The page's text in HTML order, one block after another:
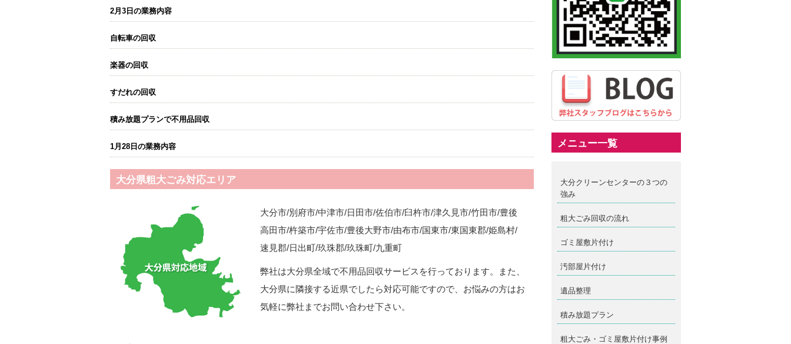
2月3日の業務内容
自転車の回収
楽器の回収
すだれの回収
積み放題プランで不用品回収
1月28日の業務内容
大分県粗大ごみ対応エリア
大分市/別府市/中津市/日田市/佐伯市/臼杵市/津久見市/竹田市/豊後
高田市/杵築市/宇佐市/豊後大野市/由布市/国東市/東国東郡/姫島村/
速見郡/日出町/玖珠郡/玖珠町/九重町
弊社は大分県全域で不用品回収サービスを行っております。また、
大分県に隣接する近県でしたら対応可能ですので、お悩みの方はお
気軽に弊社までお問い合わせ下さい。
メニュー一覧
大分クリーンセンターの３つの
強み
粗大ごみ回収の流れ
ゴミ屋敷片付け
汚部屋片付け
遺品整理
積み放題プラン
粗大ごみ・ゴミ屋敷片付け事例